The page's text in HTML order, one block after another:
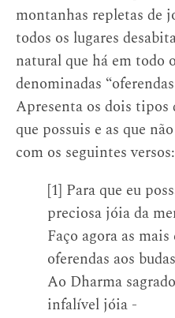
montanhas repletas de
todos os lugares
natural que há em todo
denominadas
Apresenta os dois tipos
que possuis e as que
com os seguintes versos:
[1] Para que eu
preciosa jóia da
Faço agora as
oferendas aos
Ao Dharma
infalível jóia -